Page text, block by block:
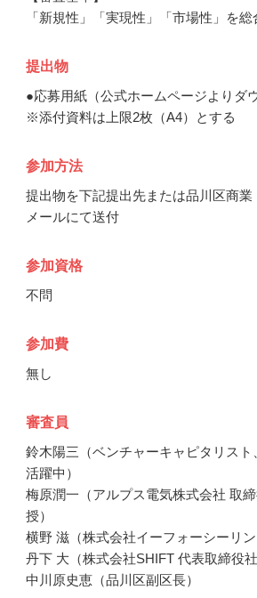
「新規性」「実現性」「市場性」を
提出物
●応募用紙（公式ホームページよりダ
※添付資料は上限2枚（A4）とする
参加方法
提出物を下記提出先または品川区商
メールにて送付
参加資格
不問
参加費
無し
審査員
鈴木陽三（ベンチャーキャピタリス
活躍中）
梅原潤一（アルプス電気株式会社 取
授）
横野 滋（株式会社イーフォーシーリン
丹下 大（株式会社SHIFT 代表取締役社
中川原史恵（品川区副区長）